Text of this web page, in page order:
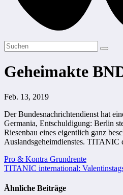
Geheimakte
Feb. 13, 2019
Der Bundesnachrichtendienst hat
Germania, Entschuldigung: Berlin
Riesenbau eines eigentlich ganz
Auslandsgeheimdienstes. TITANIC
Beitragsnavigation
Pro & Kontra Grundrente
TITANIC international:
Ähnliche Beiträge